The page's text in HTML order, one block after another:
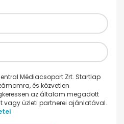
Médiacsoport Zrt. Startlap
és közvetlen
az általam megadott
vagy üzleti partnerei ajánlatával.